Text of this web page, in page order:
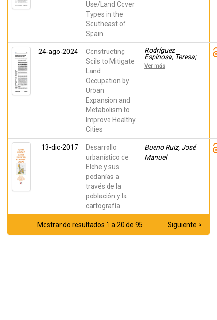
Use/Land Cover
Types in the
Southeast of
Spain
24-ago-2024
Constructing
Soils to Mitigate
Land
Occupation by
Urban
Expansion and
Metabolism to
Improve Healthy
Cities
Rodríguez
Espinosa, Teresa;
PÉREZ-GIMENO,
ANA; Almendro-
Ver más
13-dic-2017
Desarrollo
urbanístico de
Elche y sus
pedanías a
través de la
población y la
cartografía
Bueno Ruiz, José
Manuel
Mostrando resultados 1 a 20 de 95 Siguiente >